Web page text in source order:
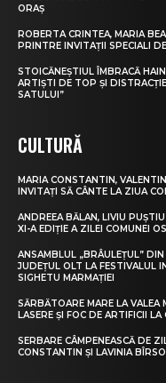
ORAȘ
ROBERTA CRINTEA, MARIA
PRINTRE INVITAȚII SPECIALI
STOICĂNEȘTIUL ÎMBRACĂ
ARTIȘTI DE TOP ȘI
SATULUI”
CULTURĂ
MARIA CONSTANTIN,
INVITAȚI SĂ CÂNTE LA ZIUA
ANDREEA BĂLAN, LIVIU
XI-A EDIȚIE A ZILEI COMUNEI
ANSAMBLUL „BRÂULEȚUL”
JUDEȚUL OLT LA FESTIVALUL
SIGHETU MARMAȚIEI
SĂRBĂTOARE MARE LA VALEA
LASERE ȘI FOC DE ARTIFICII
SERBARE CÂMPENEASCĂ DE
CONSTANTIN ȘI LAVINIA